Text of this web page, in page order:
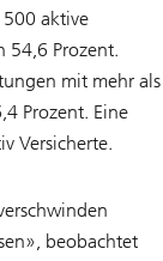
aktive
54,6 Prozent.
mit mehr als
Prozent. Eine
Versicherte.
beobachtet